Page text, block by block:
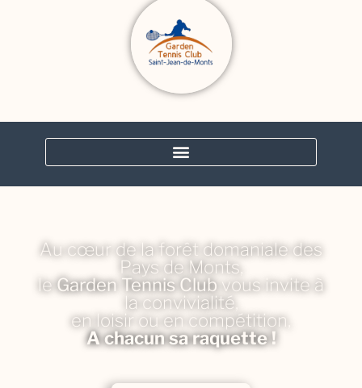
Au cœur de la forêt domaniale des
Pays de Monts,
leGarden Tennis Clubvous invite à
la convivialité,
en loisir ou en compétition,
A chacun sa raquette !